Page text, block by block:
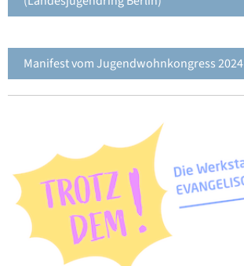
Manifest vom Jugendwohnkongress 2024